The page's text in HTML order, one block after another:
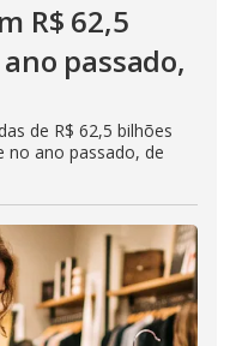
R$ 62,5
passado,
de R$ 62,5 bilhões
no ano passado, de